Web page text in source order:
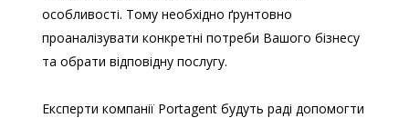
особливості. Тому необхідно ґрунтовно
проаналізувати конкретні потреби Вашого бізнесу
та обрати відповідну послугу.
Експерти компанії Portagent будуть раді допомогти